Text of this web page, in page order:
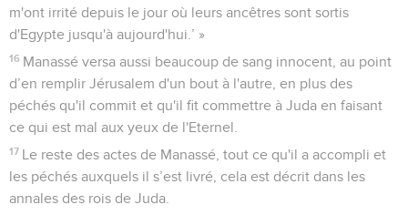
m'ont irrité depuis le jour où leurs ancêtres sont sortis
d'Egypte jusqu'à aujourd'hui.’ »
16 Manassé versa aussi beaucoup de sang innocent, au point
d’en remplir Jérusalem d'un bout à l'autre, en plus des
péchés qu'il commit et qu'il fit commettre à Juda en faisant
ce qui est mal aux yeux de l'Eternel.
17 Le reste des actes de Manassé, tout ce qu'il a accompli et
les péchés auxquels il s’est livré, cela est décrit dans les
annales des rois de Juda.